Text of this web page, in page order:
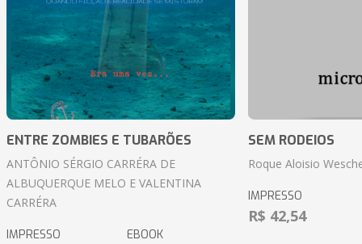
ENTRE ZOMBIES E TUBARÕES
ANTÔNIO SÉRGIO CARRÉRA DE
ALBUQUERQUE MELO E VALENTINA
CARRÉRA
IMPRESSO EBOOK
SEM RODEIOS
Roque Aloisio
IMPRESSO
R$ 42,54